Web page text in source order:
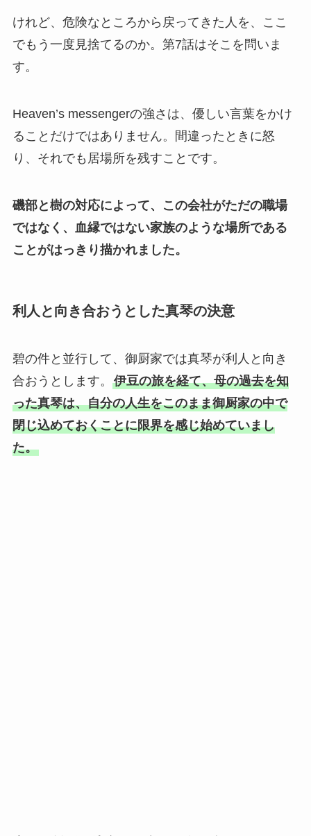
けれど、危険なところから戻ってきた人を、ここ
でもう一度見捨てるのか。第7話はそこを問いま
す。
Heaven’s messengerの強さは、優しい言葉をかけ
ることだけではありません。間違ったときに怒
り、それでも居場所を残すことです。
磯部と樹の対応によって、この会社がただの職場
ではなく、血縁ではない家族のような場所である
ことがはっきり描かれました。
利人と向き合おうとした真琴の決意
碧の件と並行して、御厨家では真琴が利人と向き
合おうとします。 伊豆の旅を経て、母の過去を知
った真琴は、自分の人生をこのまま御厨家の中で
閉じ込めておくことに限界を感じ始めていまし
た。